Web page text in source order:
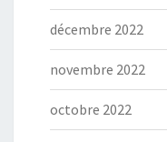
décembre 2022
novembre 2022
octobre 2022